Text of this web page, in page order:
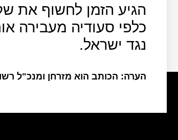
הגיע הזמן לחשוף את
כלפי סעודיה מעבירה
נגד ישראל.
הערה: הכותב הוא מזרחן ומנכ"ל